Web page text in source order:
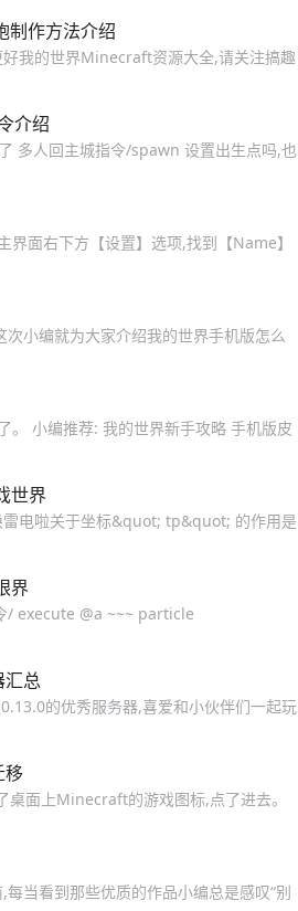
制作方法介绍
我的世界Minecraft资源大全,请关注搞趣
介绍
多人回主城指令/spawn 设置出生点吗,也
面右下方【设置】选项,找到【Name】
小编就为大家介绍我的世界手机版怎么
。 小编推荐: 我的世界新手攻略 手机版皮
世界
雷电啦关于坐标&quot; tp&quot; 的作用是
界
/ execute @a ~~~ particle
总
的优秀服务器,喜爱和小伙伴们一起玩
移
桌面上Minecraft的游戏图标,点了进去。
当看到那些优质的作品小编总是感叹“别